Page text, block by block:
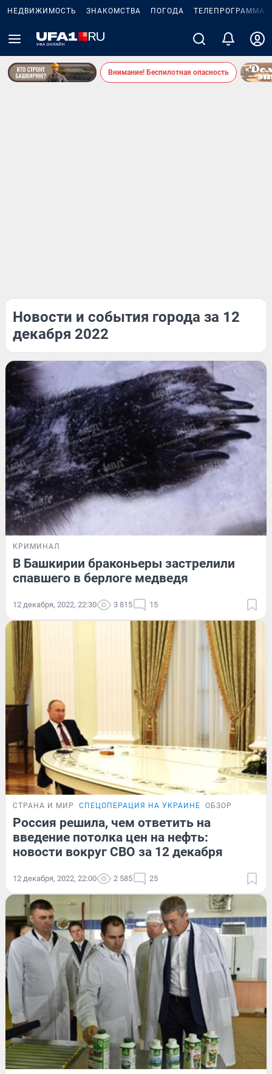
НЕДВИЖИМОСТЬ ЗНАКОМСТВА ПОГОДА ТЕЛЕПРОГРАММА
Внимание! Беспилотная опасность
Новости и события города за 12
декабря 2022
КРИМИНАЛ
В Башкирии браконьеры застрелили
спавшего в берлоге медведя
12 декабря, 2022, 22:30 3 815 15
СТРАНА И МИР СПЕЦОПЕРАЦИЯ НА УКРАИНЕ ОБЗОР
Россия решила, чем ответить на
введение потолка цен на нефть:
новости вокруг СВО за 12 декабря
12 декабря, 2022, 22:00 2 585 25